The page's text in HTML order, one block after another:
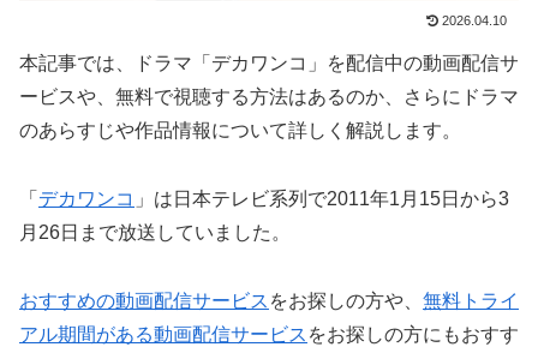
2026.04.10
本記事では、ドラマ「デカワンコ」を配信中の動画配信サ
ービスや、無料で視聴する方法はあるのか、さらにドラマ
のあらすじや作品情報について詳しく解説します。
「 デカワンコ 」は日本テレビ系列で2011年1月15日から3
月26日まで放送していました。
おすすめの動画配信サービス をお探しの方や、 無料トライ
アル期間がある動画配信サービス をお探しの方にもおすす